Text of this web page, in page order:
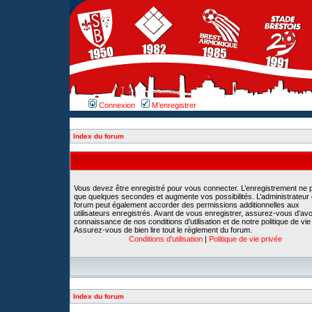
Connexion M’enregistrer
Index du forum
Vous devez être enregistré pour vous connecter. L’enregistrement ne
que quelques secondes et augmente vos possibilités. L’administrateur
forum peut également accorder des permissions additionnelles aux
utilisateurs enregistrés. Avant de vous enregistrer, assurez-vous
connaissance de nos conditions d’utilisation et de notre politique de
Assurez-vous de bien lire tout le règlement du forum.
Conditions d’utilisation | Politique de vie privée
Index du forum